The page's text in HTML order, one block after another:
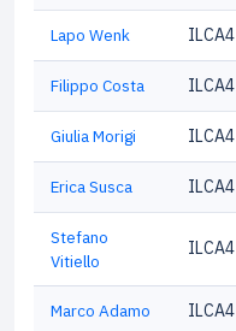
Lapo Wenk ILCA4
Filippo Costa ILCA4
Giulia Morigi ILCA4
Erica Susca ILCA4
Stefano
Vitiello
ILCA4
Marco Adamo ILCA4